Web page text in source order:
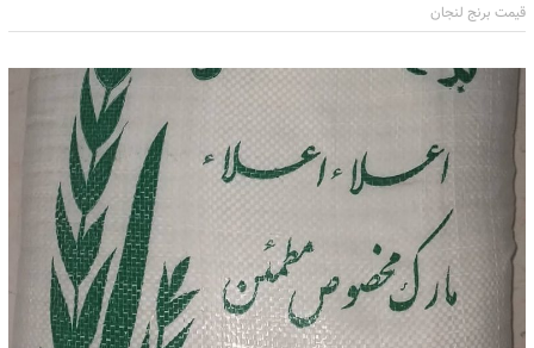
قیمت برنج لنجان